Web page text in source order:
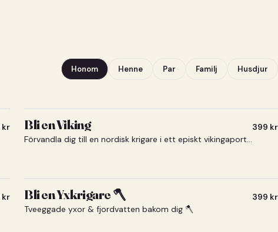
Honom Henne Par Familj Husdjur
kr Bli en Viking
Förvandla dig till en nordisk krigare i ett episkt vikingaporträtt.
399 kr
kr Bli en Yxkrigare 🪓
Tveeggade yxor & fjordvatten bakom dig 🪓
399 kr